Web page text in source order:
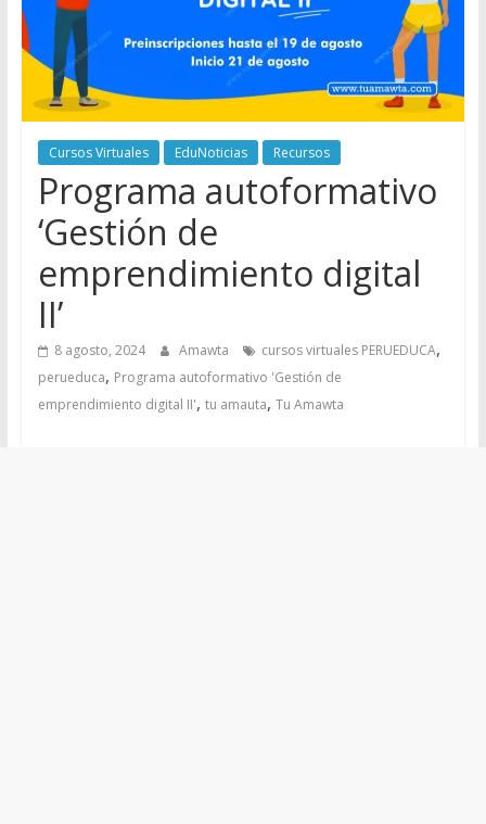
Cursos Virtuales EduNoticias Recursos
Programa autoformativo
‘Gestión de
emprendimiento digital
II’
8 agosto, 2024 Amawta cursos virtuales PERUEDUCA,
perueduca, Programa autoformativo 'Gestión de
emprendimiento digital II', tu amauta, Tu Amawta